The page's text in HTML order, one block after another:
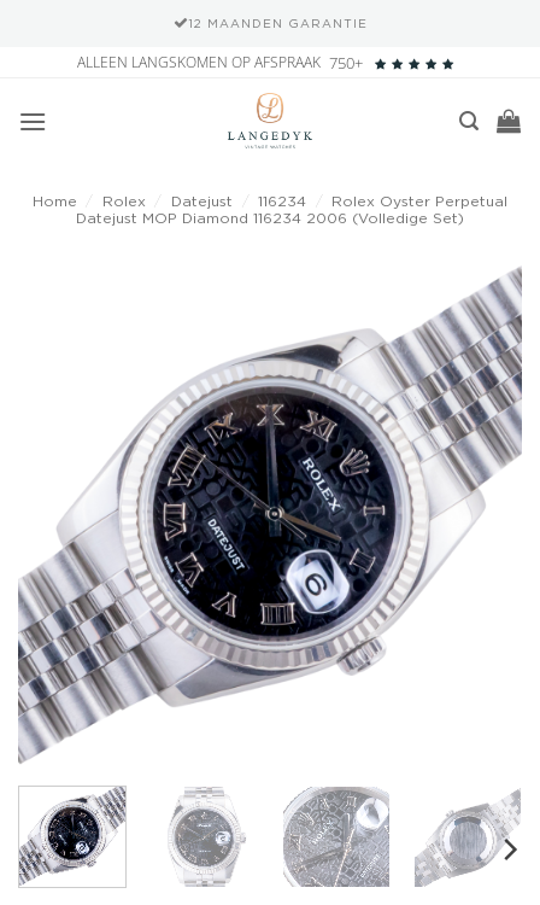
12 MAANDEN GARANTIE
inhoud
ALLEEN LANGSKOMEN OP AFSPRAAK 750+
Home Rolex Datejust 116234
Rolex Oyster Perpetual
Datejust MOP Diamond 116234 2006 (Volledige Set)
Add to
wishlist